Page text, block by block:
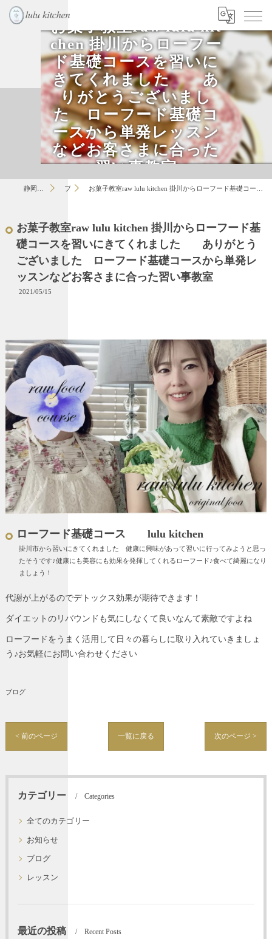
お菓子教室raw lulu kit
chen 掛川からローフー
ド基礎コースを習いに
きてくれました あ
りがとうございまし
た ローフード基礎コ
ースから単発レッスン
などお客さまに合った
習い事教室
ブログ お菓子教室raw lulu kitchen 掛川からローフード基礎コースを習いにきてくれました ありがとうございました ローフード基礎コースから単発レッスンなどお客さまに合った習い事教室
お菓子教室raw lulu kitchen 掛川からローフード基
礎コースを習いにきてくれました ありがとう
ございました ローフード基礎コースから単発レ
ッスンなどお客さまに合った習い事教室
2021/05/15
ローフード基礎コース lulu kitchen
掛川市から習いにきてくれました 健康に興味があって習いに行ってみようと思っ
たそうです♪健康にも美容にも効果を発揮してくれるローフード♪食べて綺麗になり
ましょう！
代謝が上がるのでデトックス効果が期待できます！
ダイエットのリバウンドも気にしなくて良いなんて素敵ですよね
ローフードをうまく活用して日々の暮らしに取り入れていきましょ
う♪お気軽にお問い合わせください
ブログ
< 前のページ 一覧に戻る 次のページ >
カテゴリー Categories
全てのカテゴリー
お知らせ
ブログ
レッスン
最近の投稿 Recent Posts